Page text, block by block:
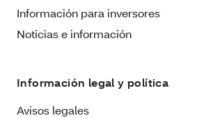
Información para inversores
Noticias e información
Información legal y política
Avisos legales